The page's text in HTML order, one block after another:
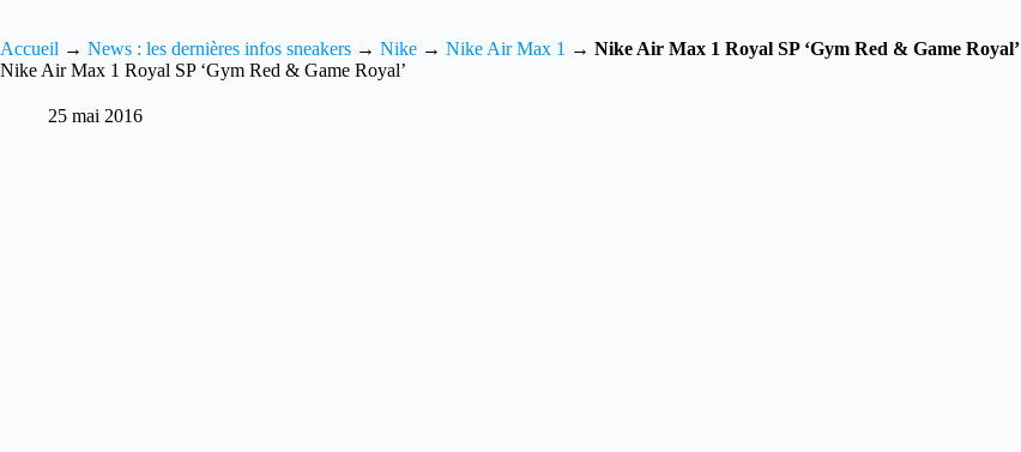
Accueil → News : les dernières infos sneakers → Nike → Nike Air Max 1 → Nike Air Max 1 Royal SP ‘Gym Red & Game Royal’
Nike Air Max 1 Royal SP ‘Gym Red & Game Royal’
25 mai 2016